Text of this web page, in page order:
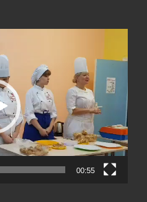
00:55